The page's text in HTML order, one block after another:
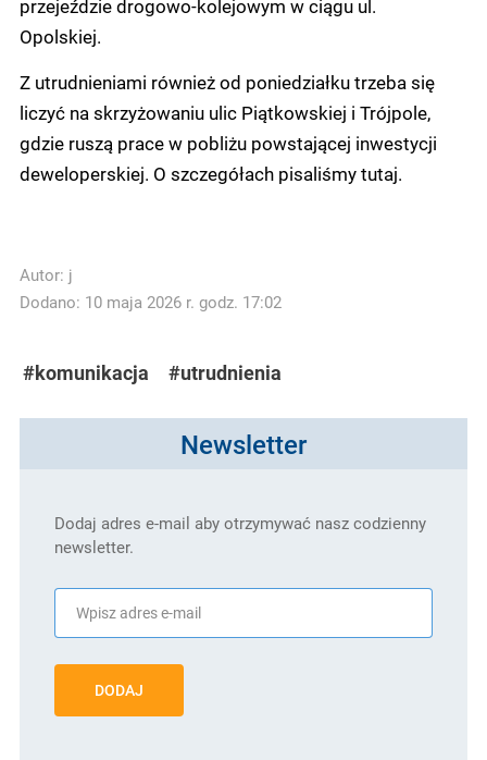
przejeździe drogowo-kolejowym w ciągu ul.
Opolskiej.
Z utrudnieniami również od poniedziałku trzeba się
liczyć na skrzyżowaniu ulic Piątkowskiej i Trójpole,
gdzie ruszą prace w pobliżu powstającej inwestycji
deweloperskiej. O szczegółach pisaliśmy tutaj.
Autor: j
Dodano: 10 maja 2026 r. godz. 17:02
#komunikacja #utrudnienia
Newsletter
Dodaj adres e-mail aby otrzymywać nasz codzienny
newsletter.
DODAJ